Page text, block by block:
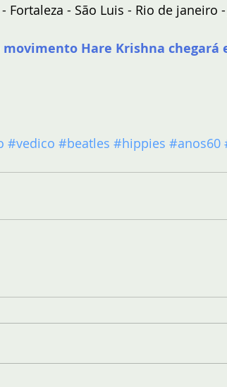
Fortaleza - São Luis - Rio de janeiro -
Hare Krishna chegará
#vedico #beatles #hippies #anos60